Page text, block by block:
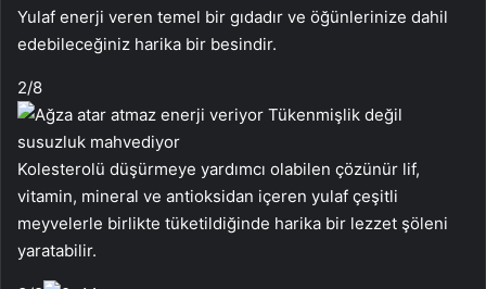
Yulaf enerji veren temel bir gıdadır ve öğünlerinize dahil
edebileceğiniz harika bir besindir.
2/8
Kolesterolü düşürmeye yardımcı olabilen çözünür lif,
vitamin, mineral ve antioksidan içeren yulaf çeşitli
meyvelerle birlikte tüketildiğinde harika bir lezzet şöleni
yaratabilir.